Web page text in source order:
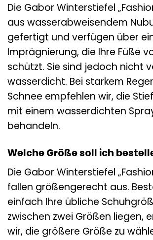
Die Gabor Winterstiefel
aus wasserabweisendem
gefertigt und verfügen über
Imprägnierung, die Ihre Füße
schützt. Sie sind jedoch nicht
wasserdicht. Bei starkem
Schnee empfehlen wir, die
mit einem wasserdichten
behandeln.
Welche Größe soll ich
Die Gabor Winterstiefel
fallen größengerecht aus.
einfach Ihre übliche
zwischen zwei Größen liegen,
wir, die größere Größe zu